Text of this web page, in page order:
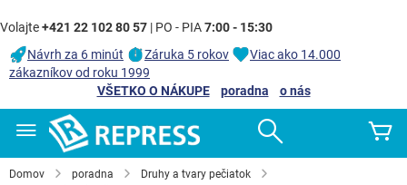
Volajte+421 22 102 80 57 | PO - PIA7:00 - 15:30
Návrh za 6 minút
Záruka 5 rokov
Viac ako 14.000
zákazníkov od roku 1999
VŠETKO O NÁKUPE
poradna
o nás
Domov poradna
Druhy a tvary pečiatok